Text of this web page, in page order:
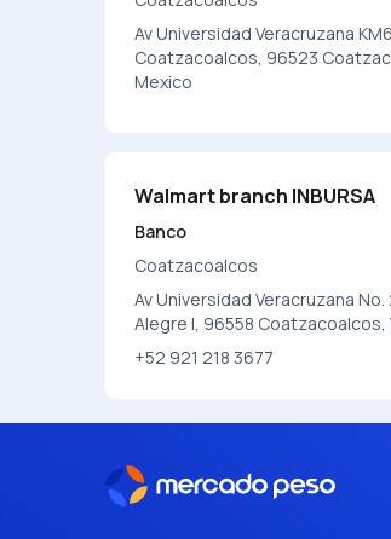
Av Universidad Veracruzana
Coatzacoalcos, 96523
Mexico
Walmart branch INBURSA
Banco
Coatzacoalcos
Av Universidad Veracruzana
Alegre I, 96558 Coatzacoalcos,
+52 921 218 3677